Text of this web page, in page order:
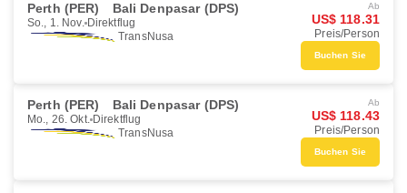
Perth (PER) Bali Denpasar (DPS)
So., 1. Nov. Direktflug
TransNusa
Ab
US$ 118.31
Preis/Person
Buchen Sie
Perth (PER) Bali Denpasar (DPS)
Mo., 26. Okt. Direktflug
TransNusa
Ab
US$ 118.43
Preis/Person
Buchen Sie